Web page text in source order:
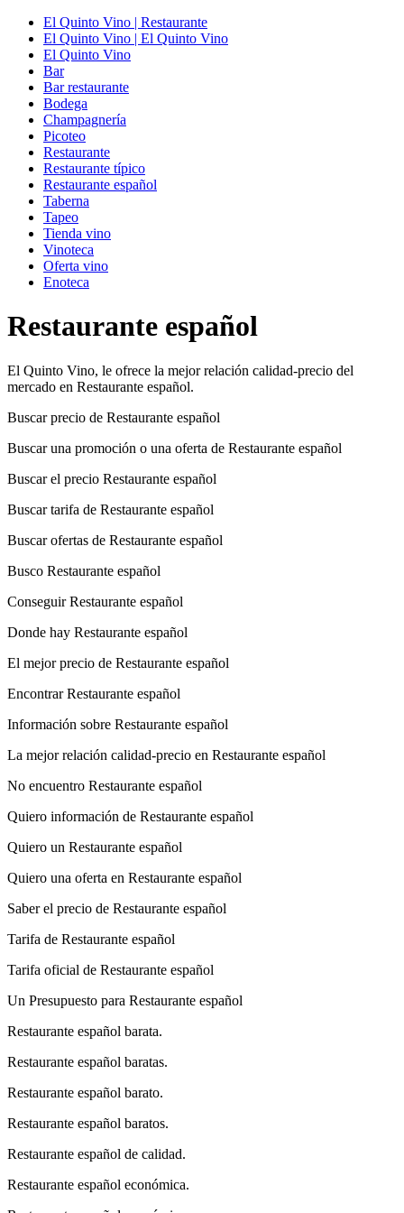
El Quinto Vino | Restaurante
El Quinto Vino | El Quinto Vino
El Quinto Vino
Bar
Bar restaurante
Bodega
Champagnería
Picoteo
Restaurante
Restaurante típico
Restaurante español
Taberna
Tapeo
Tienda vino
Vinoteca
Oferta vino
Enoteca
Restaurante español
El Quinto Vino, le ofrece la mejor relación calidad-precio del
mercado en Restaurante español.
Buscar precio de Restaurante español
Buscar una promoción o una oferta de Restaurante español
Buscar el precio Restaurante español
Buscar tarifa de Restaurante español
Buscar ofertas de Restaurante español
Busco Restaurante español
Conseguir Restaurante español
Donde hay Restaurante español
El mejor precio de Restaurante español
Encontrar Restaurante español
Información sobre Restaurante español
La mejor relación calidad-precio en Restaurante español
No encuentro Restaurante español
Quiero información de Restaurante español
Quiero un Restaurante español
Quiero una oferta en Restaurante español
Saber el precio de Restaurante español
Tarifa de Restaurante español
Tarifa oficial de Restaurante español
Un Presupuesto para Restaurante español
Restaurante español barata.
Restaurante español baratas.
Restaurante español barato.
Restaurante español baratos.
Restaurante español de calidad.
Restaurante español económica.